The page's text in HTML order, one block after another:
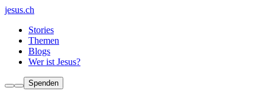
jesus.ch
Stories
Themen
Blogs
Wer ist Jesus?
Spenden